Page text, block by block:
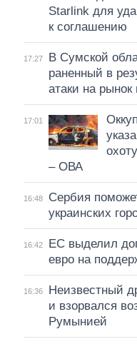
Starlink для
к соглашению
17:27
В Сумской
раненный в
атаки на
17:01
– ОВА
16:48
Сербия
украинских
16:42
ЕС выделил
евро на
16:36
Неизвестный
и взорвался
Румынией